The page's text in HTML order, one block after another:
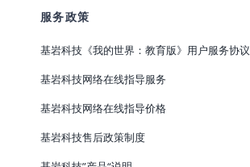
服务政策
基岩科技《我的世界：教育版》用户服务协议
基岩科技网络在线指导服务
基岩科技网络在线指导价格
基岩科技售后政策制度